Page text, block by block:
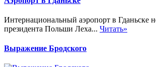
Интернациональный аэропорт в Гданьске
президента Польши Леха... Читать»
Выражение Бродского